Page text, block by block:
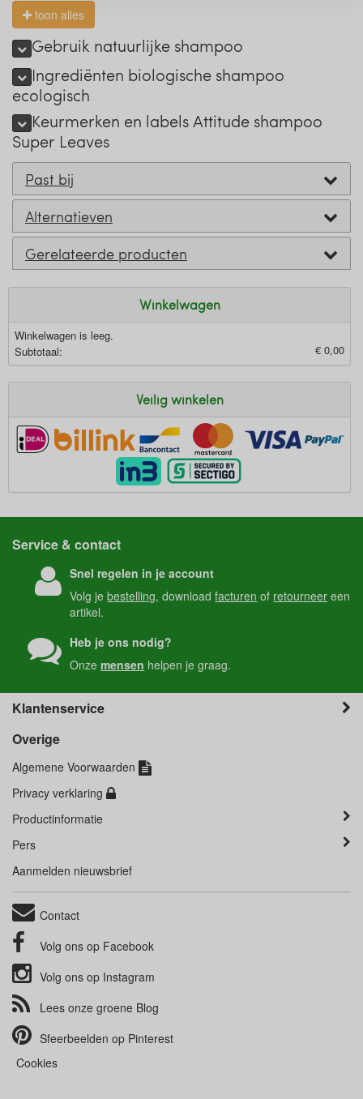
toon alles
Gebruik natuurlijke shampoo
Ingrediënten biologische shampoo
ecologisch
Keurmerken en labels Attitude shampoo
Super Leaves
Past bij
Alternatieven
Gerelateerde producten
Winkelwagen
Winkelwagen is leeg.
Subtotaal:
€ 0,00
Veilig winkelen
Service & contact
Snel regelen in je account
Volg jebestelling, downloadfacturen of retourneer een
artikel.
Heb je ons nodig?
Onzemensen helpen je graag.
Klantenservice
Overige
Algemene Voorwaarden
Privacy verklaring
Productinformatie
Pers
Aanmelden nieuwsbrief
Contact
Volg ons op Facebook
Volg ons op Instagram
Lees onze groene Blog
Sfeerbeelden op Pinterest
Cookies